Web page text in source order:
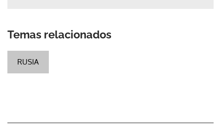
Temas relacionados
RUSIA